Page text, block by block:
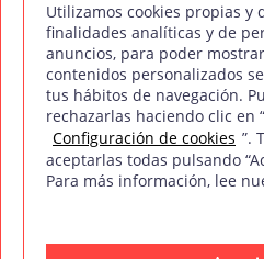
Síguenos en Redes Sociales
mm
Política de privacidad Política
Utilizamos cookies propias y
finalidades analíticas y de
anuncios, para poder
contenidos personalizados
tus hábitos de navegación.
rechazarlas haciendo clic en “
Configuración de cookies ”.
aceptarlas todas pulsando
Para más información, lee